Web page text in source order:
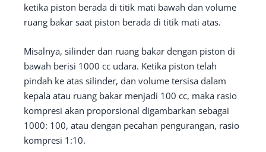
ketika piston berada di titik mati bawah dan volume
ruang bakar saat piston berada di titik mati atas.
Misalnya, silinder dan ruang bakar dengan piston di
bawah berisi 1000 cc udara. Ketika piston telah
pindah ke atas silinder, dan volume tersisa dalam
kepala atau ruang bakar menjadi 100 cc, maka rasio
kompresi akan proporsional digambarkan sebagai
1000: 100, atau dengan pecahan pengurangan, rasio
kompresi 1:10.